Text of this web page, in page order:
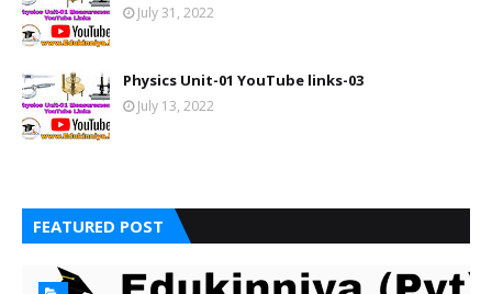
July 31, 2022
Physics Unit-01 YouTube links-03
July 13, 2022
FEATURED POST